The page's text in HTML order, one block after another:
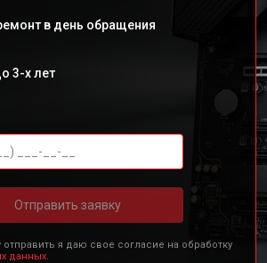
в день обращения
3-х лет
Отправить заявку
я даю свое согласие на обработку
данных.